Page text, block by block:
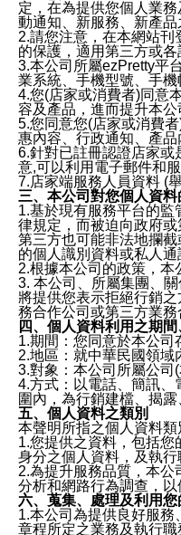
定，在為提供您個人業
動通知、新服務、新產
2.請您注意，在本網站
的保護，適用第三方或
3.本公司所屬ezPretty平
業系統、手機型號、手
4.您(店家或消費者)同意
容及產品，進而提升本
5.您同意您(店家或消費
惠內容、行政通知、產
6.針對已註冊認證店家
意,可以利用電子郵件和
7.店家端服務人員資料 (
三、本公司對您個人資料
1.基於現有服務平台的
律規定，而被迫向政府或
第三方也可能非法地攔
的個人識別資料或私人通
2.根據本公司的政策，本
3. 本公司、所屬集團、
將提供您表示拒絕行銷
務合作公司或第三方業務
四、個人資料利用之期
1.期間：您同意於本公司
2.地區：就中華民國領域
3.對象：本公司所屬公司
4.方式：以電話、簡訊、
圍內，為行銷建檔、揭
五、個人資料之類別
本聲明所指之個人資料類
1.您提供之資料，包括
身分之個人資料，及執
2.為提升服務品質，本
分析和網路行為調查，
六、蒐集、處理及利用
1.本公司為提供良好服
章程所定之業務及執行